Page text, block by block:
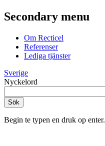
Secondary menu
Om Recticel
Referenser
Lediga tjänster
Sverige
Nyckelord
Begin te typen en druk op enter.